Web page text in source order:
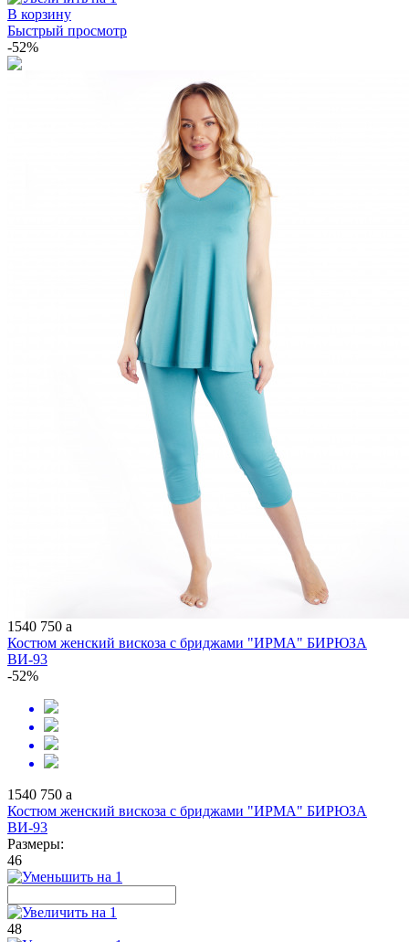
В корзину
Быстрый просмотр
-52%
1540 750 a
Костюм женский вискоза с бриджами "ИРМА" БИРЮЗА
ВИ-93
-52%
1540 750 a
Костюм женский вискоза с бриджами "ИРМА" БИРЮЗА
ВИ-93
Размеры:
46
48